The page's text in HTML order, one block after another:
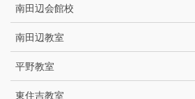
南田辺会館校
南田辺教室
平野教室
東住吉教室